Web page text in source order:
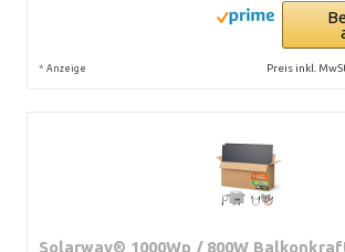
* Anzeige Preis inkl.
Solarway® 1000Wp / 800W